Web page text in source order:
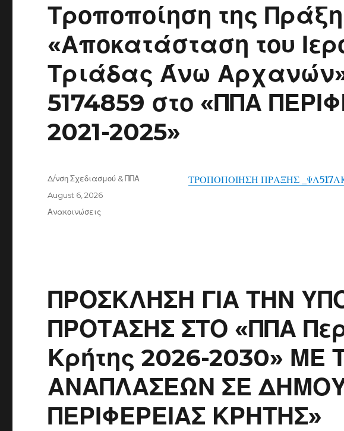
Τροποποίηση της
«Αποκατάσταση του
Τριάδας Άνω
5174859 στο «ΠΠΑ
2021-2025»
ΤΡΟΠΟΠΟΙΗΣΗ ΠΡΑΞΗΣ
Author
Δ/νση Σχεδιασμού & ΠΠΑ
Posted
on
August 6, 2026
Categories
Ανακοινώσεις
ΠΡΟΣΚΛΗΣΗ ΓΙΑ ΤΗΝ
ΠΡΟΤΑΣΗΣ ΣΤΟ «ΠΠΑ
Κρήτης 2026-2030» ΜΕ
ΑΝΑΠΛΑΣΕΩΝ ΣΕ
ΠΕΡΙΦΕΡΕΙΑΣ ΚΡΗΤΗΣ»